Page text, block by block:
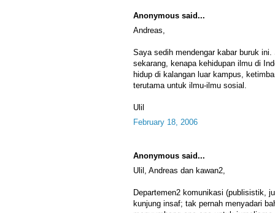
Anonymous said...
Andreas,
Saya sedih mendengar kabar buruk
sekarang, kenapa kehidupan ilmu di
hidup di kalangan luar kampus,
terutama untuk ilmu-ilmu sosial.
Ulil
February 18, 2006
Anonymous said...
Ulil, Andreas dan kawan2,
Departemen2 komunikasi (publisistik,
kunjung insaf; tak pernah menyadari